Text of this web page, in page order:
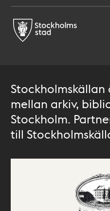
mellan arkiv,
Stockholm.
till